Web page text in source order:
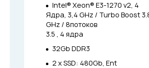
Intel® Xeon® E3-1270 v2, 4
Ядра, 3,4 GHz / Turbo Boost
GHz / 8потоков
3.5 , 4 ядра
32Gb DDR3
2 x SSD: 480Gb, Ent